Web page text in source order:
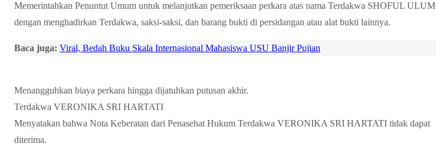
Memerintahkan Penuntut Umum untuk melanjutkan pemeriksaan perkara atas nama Terdakwa SHOFUL ULUM
dengan menghadirkan Terdakwa, saksi-saksi, dan barang bukti di persidangan atau alat bukti lainnya.
Baca juga: Viral, Bedah Buku Skala Internasional Mahasiswa USU Banjir Pujian
Menangguhkan biaya perkara hingga dijatuhkan putusan akhir.
Terdakwa VERONIKA SRI HARTATI
Menyatakan bahwa Nota Keberatan dari Penasehat Hukum Terdakwa VERONIKA SRI HARTATI tidak dapat
diterima.